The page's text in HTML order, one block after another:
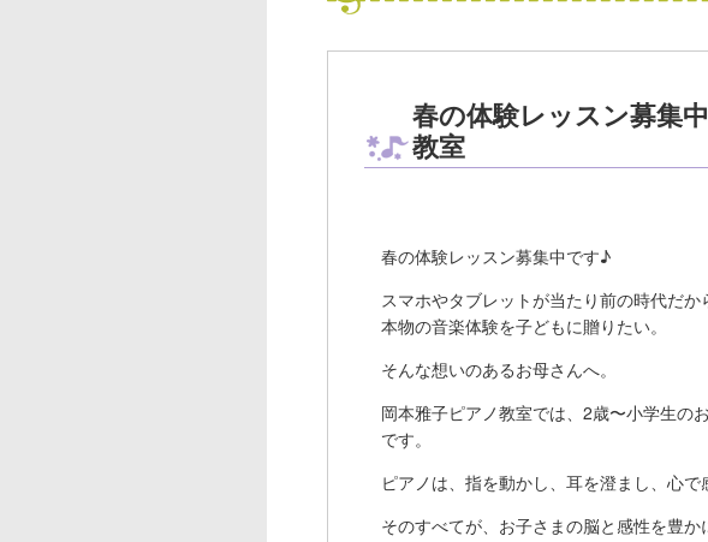
春の体験レッスン募集
教室
春の体験レッスン募集中です♪
スマホやタブレットが当たり前の時代だか
本物の音楽体験を子どもに贈りたい。
そんな想いのあるお母さんへ。
岡本雅子ピアノ教室では、2歳〜小学生の
です。
ピアノは、指を動かし、耳を澄まし、心で
そのすべてが、お子さまの脳と感性を豊か